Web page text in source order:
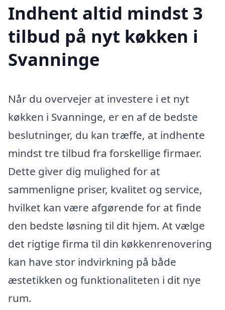
Indhent altid mindst 3
tilbud på nyt køkken i
Svanninge
Når du overvejer at investere i et nyt
køkken i Svanninge, er en af de bedste
beslutninger, du kan træffe, at indhente
mindst tre tilbud fra forskellige firmaer.
Dette giver dig mulighed for at
sammenligne priser, kvalitet og service,
hvilket kan være afgørende for at finde
den bedste løsning til dit hjem. At vælge
det rigtige firma til din køkkenrenovering
kan have stor indvirkning på både
æstetikken og funktionaliteten i dit nye
rum.